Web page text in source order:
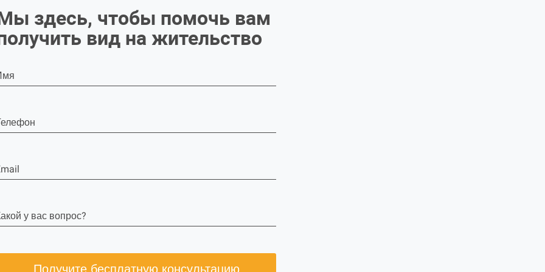
здесь, чтобы помочь вам
вид на жительство
у вас вопрос?
Получите бесплатную консультацию